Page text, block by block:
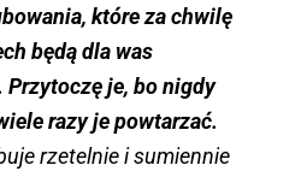
które za chwilę
będą dla was
Przytoczę je, bo nigdy
razy je powtarzać.
rzetelnie i sumiennie